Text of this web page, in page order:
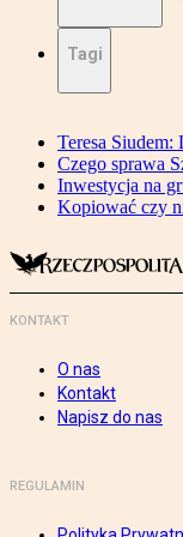
Tagi
Teresa Siudem:
Czego sprawa
Inwestycja na
Kopiować czy
KONTAKT
O nas
Kontakt
Napisz do nas
REGULAMIN